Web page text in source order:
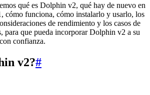
qué es Dolphin v2, qué hay de nuevo en
cómo funciona, cómo instalarlo y usarlo, los
de rendimiento y los casos de
para que pueda incorporar Dolphin v2 a su
confianza.
v2?#